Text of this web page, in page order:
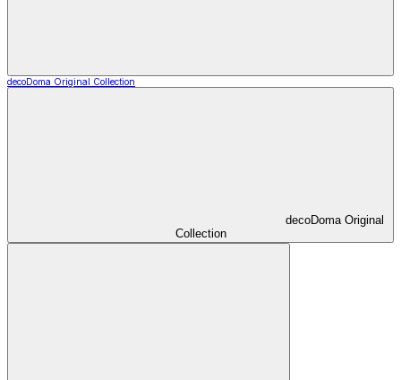
decoDoma Original Collection
decoDoma Original
Collection